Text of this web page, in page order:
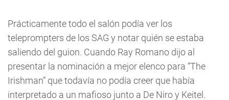
Prácticamente todo el salón podía ver los
teleprompters de los SAG y notar quién se estaba
saliendo del guion. Cuando Ray Romano dijo al
presentar la nominación a mejor elenco para “The
Irishman” que todavía no podía creer que había
interpretado a un mafioso junto a De Niro y Keitel.